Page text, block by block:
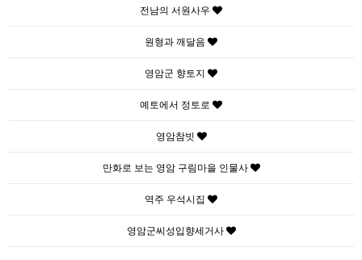
전남의 서원사우
원형과 깨달음
영암군 향토지
예토에서 정토로
영암참빗
만화로 보는 영암 구림마을 인물사
역주 우석시집
영암군씨성입향세거사